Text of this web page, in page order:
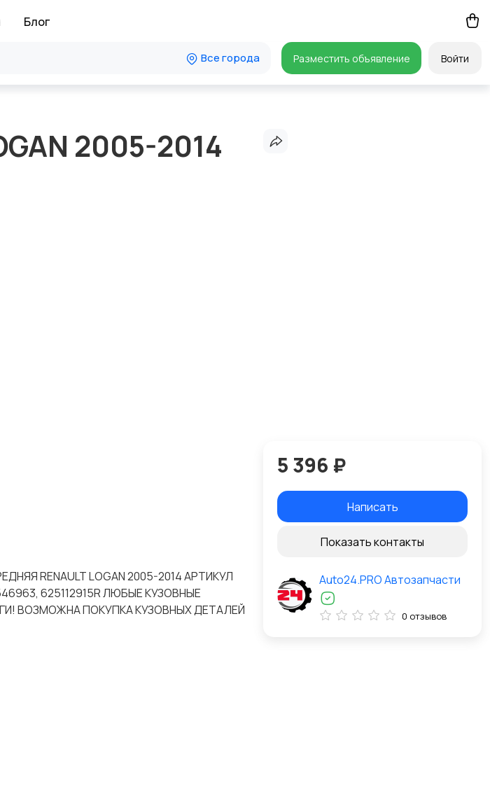
Блог
Все города Разместить объявление Войти
2005-2014
RENAULT LOGAN 2005-2014 АРТИКУЛ
625112915R ЛЮБЫЕ КУЗОВНЫЕ
ВОЗМОЖНА ПОКУПКА КУЗОВНЫХ ДЕТАЛЕЙ
5 396 ₽
Написать
Показать контакты
Auto24.PRO Автозапчасти
0 отзывов